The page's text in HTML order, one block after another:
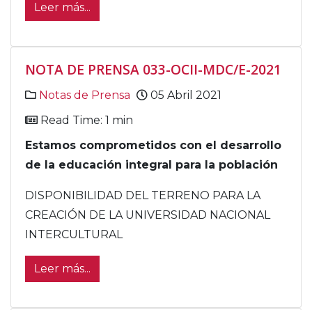
Leer más...
NOTA DE PRENSA 033-OCII-MDC/E-2021
Notas de Prensa
05 Abril 2021
Read Time: 1 min
Estamos comprometidos con el desarrollo
de la educación integral para la población
DISPONIBILIDAD DEL TERRENO PARA LA
CREACIÓN DE LA UNIVERSIDAD NACIONAL
INTERCULTURAL
Leer más...